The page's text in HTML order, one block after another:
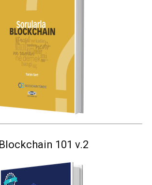
Blockchain 101 v.2